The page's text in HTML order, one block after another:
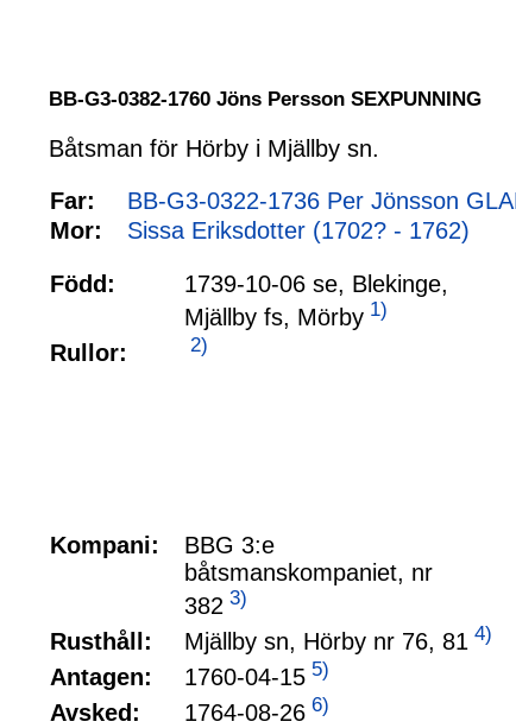
BB-G3-0382-1760 Jöns Persson SEXPUNNING
Båtsman för Hörby i Mjällby sn.
Far:
BB-G3-0322-1736 Per Jönsson
Mor:
Sissa Eriksdotter (1702? - 1762)
Född:
1739-10-06 se, Blekinge,
Mjällby fs, Mörby 1)
Rullor:
2)
Kompani:
BBG 3:e
båtsmanskompaniet, nr
382 3)
Rusthåll: Mjällby sn, Hörby nr 76, 81 4)
Antagen: 1760-04-15 5)
Avsked: 1764-08-26 6)